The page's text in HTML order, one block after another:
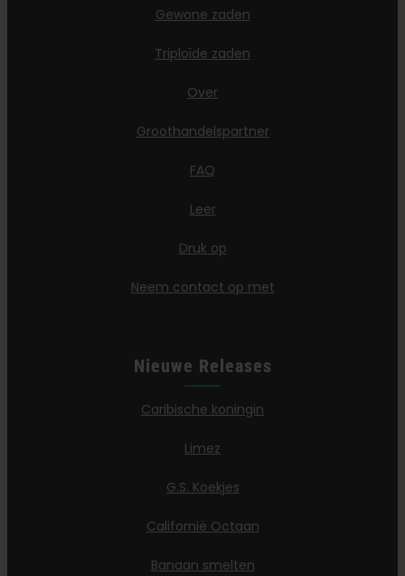
Gewone zaden
Triploïde zaden
Over
Groothandelspartner
FAQ
Leer
Druk op
Neem contact op met
Nieuwe Releases
Caribische koningin
Limez
G.S. Koekjes
Californië Octaan
Banaan smelten